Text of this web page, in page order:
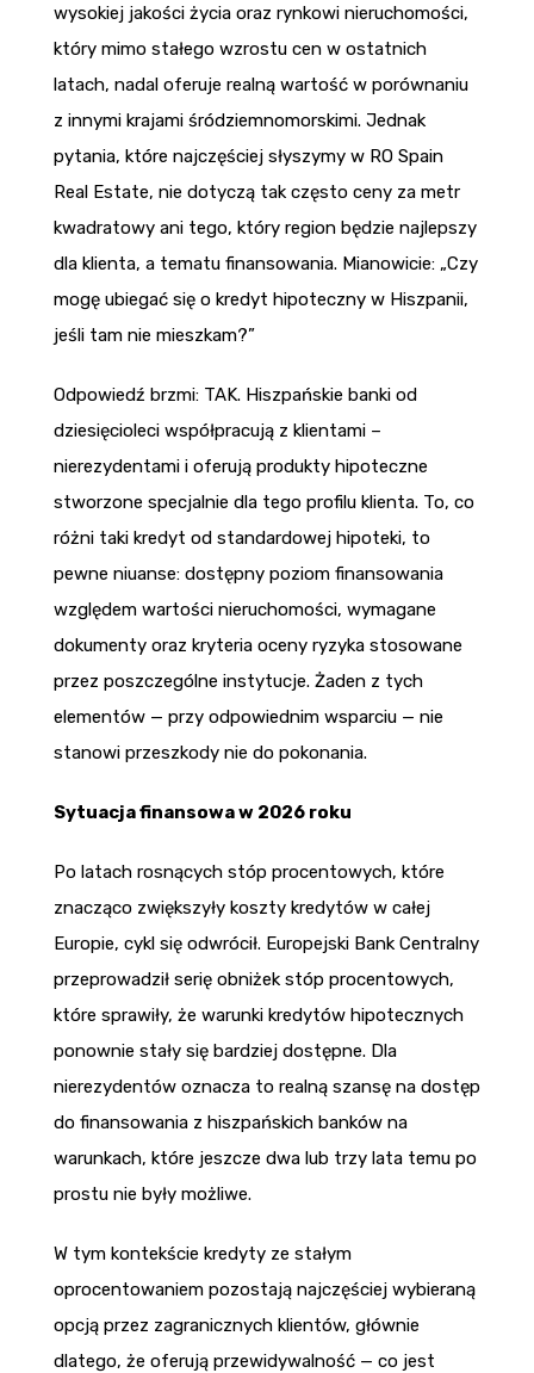
wysokiej jakości życia oraz rynkowi nieruchomości,
który mimo stałego wzrostu cen w ostatnich
latach, nadal oferuje realną wartość w porównaniu
z innymi krajami śródziemnomorskimi. Jednak
pytania, które najczęściej słyszymy w RO Spain
Real Estate, nie dotyczą tak często ceny za metr
kwadratowy ani tego, który region będzie najlepszy
dla klienta, a tematu finansowania. Mianowicie: „Czy
mogę ubiegać się o kredyt hipoteczny w Hiszpanii,
jeśli tam nie mieszkam?”
Odpowiedź brzmi: TAK. Hiszpańskie banki od
dziesięcioleci współpracują z klientami –
nierezydentami i oferują produkty hipoteczne
stworzone specjalnie dla tego profilu klienta. To, co
różni taki kredyt od standardowej hipoteki, to
pewne niuanse: dostępny poziom finansowania
względem wartości nieruchomości, wymagane
dokumenty oraz kryteria oceny ryzyka stosowane
przez poszczególne instytucje. Żaden z tych
elementów — przy odpowiednim wsparciu — nie
stanowi przeszkody nie do pokonania.
Sytuacja finansowa w 2026 roku
Po latach rosnących stóp procentowych, które
znacząco zwiększyły koszty kredytów w całej
Europie, cykl się odwrócił. Europejski Bank Centralny
przeprowadził serię obniżek stóp procentowych,
które sprawiły, że warunki kredytów hipotecznych
ponownie stały się bardziej dostępne. Dla
nierezydentów oznacza to realną szansę na dostęp
do finansowania z hiszpańskich banków na
warunkach, które jeszcze dwa lub trzy lata temu po
prostu nie były możliwe.
W tym kontekście kredyty ze stałym
oprocentowaniem pozostają najczęściej wybieraną
opcją przez zagranicznych klientów, głównie
dlatego, że oferują przewidywalność — co jest